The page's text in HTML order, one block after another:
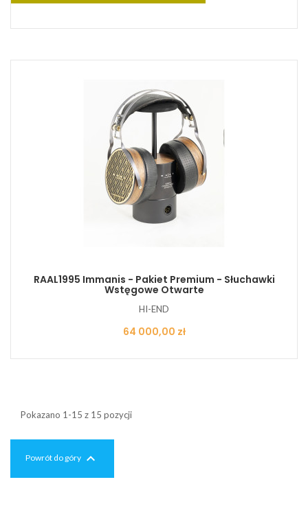
RAAL1995 Immanis - Pakiet Premium - Słuchawki
Wstęgowe Otwarte
HI-END
Cena
64 000,00 zł
Pokazano 1-15 z 15 pozycji
Powrót do góry 